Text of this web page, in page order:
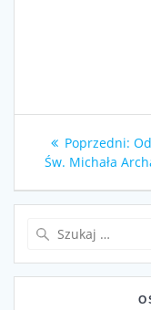
wpisu
Poprzedni:
Św. Michała